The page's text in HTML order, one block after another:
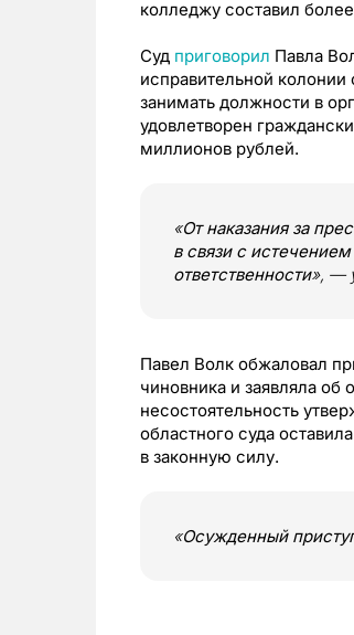
колледжу составил
Суд приговорил Павла
исправительной
занимать должности в
удовлетворен
миллионов рублей.
«От наказания за
в связи с
ответственности», —
Павел Волк обжаловал
чиновника и заявляла об
несостоятельность
областного суда
в законную силу.
«Осужденный